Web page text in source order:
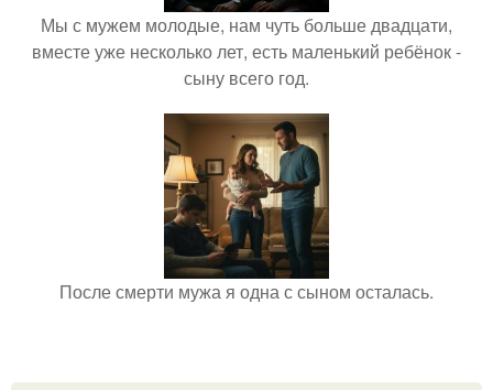
Мы с мужем молодые, нам чуть больше двадцати,
вместе уже несколько лет, есть маленький ребёнок -
сыну всего год.
После смерти мужа я одна с сыном осталась.